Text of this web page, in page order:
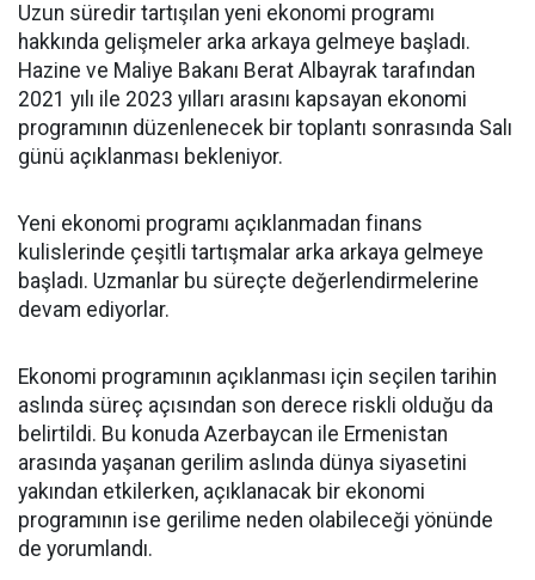
Uzun süredir tartışılan yeni ekonomi programı
hakkında gelişmeler arka arkaya gelmeye başladı.
Hazine ve Maliye Bakanı Berat Albayrak tarafından
2021 yılı ile 2023 yılları arasını kapsayan ekonomi
programının düzenlenecek bir toplantı sonrasında Salı
günü açıklanması bekleniyor.
Yeni ekonomi programı açıklanmadan finans
kulislerinde çeşitli tartışmalar arka arkaya gelmeye
başladı. Uzmanlar bu süreçte değerlendirmelerine
devam ediyorlar.
Ekonomi programının açıklanması için seçilen tarihin
aslında süreç açısından son derece riskli olduğu da
belirtildi. Bu konuda Azerbaycan ile Ermenistan
arasında yaşanan gerilim aslında dünya siyasetini
yakından etkilerken, açıklanacak bir ekonomi
programının ise gerilime neden olabileceği yönünde
de yorumlandı.